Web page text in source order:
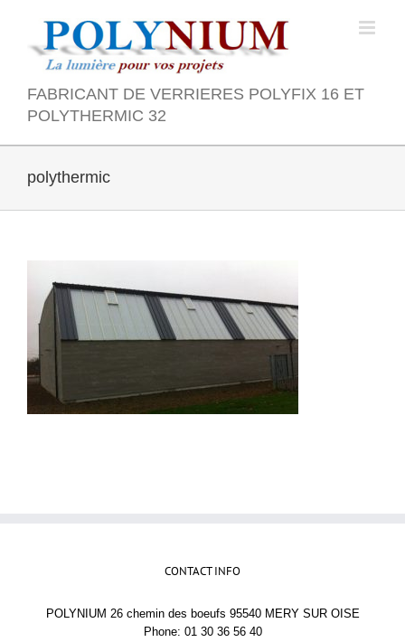
content
FABRICANT DE VERRIERES POLYFIX 16 ET
POLYTHERMIC 32
polythermic
CONTACT INFO
POLYNIUM 26 chemin des boeufs 95540 MERY SUR OISE
Phone: 01 30 36 56 40